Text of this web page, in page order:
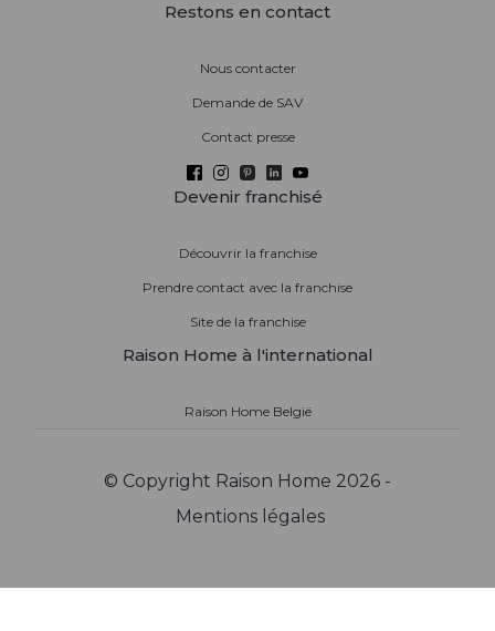
Restons en contact
Nous contacter
Demande de SAV
Contact presse
Devenir franchisé
Découvrir la franchise
Prendre contact avec la franchise
Site de la franchise
Raison Home à l'international
Raison Home België
© Copyright Raison Home 2026 -
Mentions légales